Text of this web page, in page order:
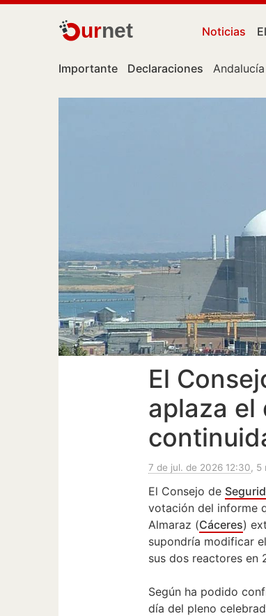
urnet Noticias
Importante Declaraciones Andalucía
El
aplaza el
7 de jul. de 2026 12:30, 5
El Consejo de
votación del informe
Almaraz (Cáceres)
supondría modificar
sus dos reactores en
Según ha podido
día del pleno